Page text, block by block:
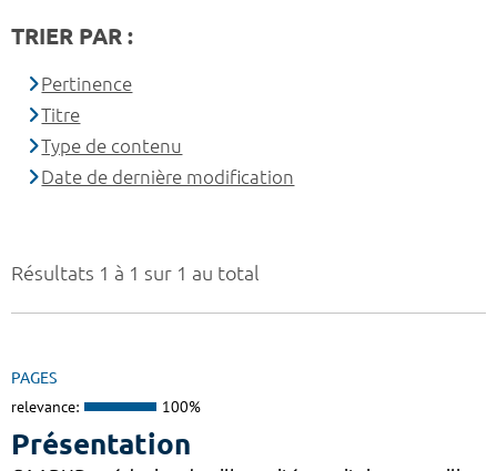
Résultats 1 à 1 sur 1 au total
PAGES
relevance: 100%
Présentation
TRIER PAR :
Pertinence
Titre
Type de contenu
Date de dernière modification